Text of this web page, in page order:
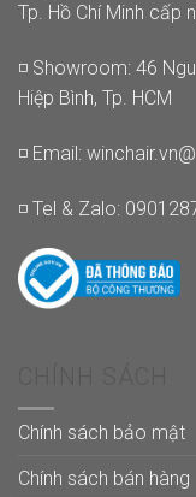
Tp. Hồ Chí Minh cấp
◽ Showroom: 46
Hiệp Bình, Tp. HCM
◽ Email:
◽ Tel & Zalo:
Chính sách bảo mật
Chính sách bán hàng